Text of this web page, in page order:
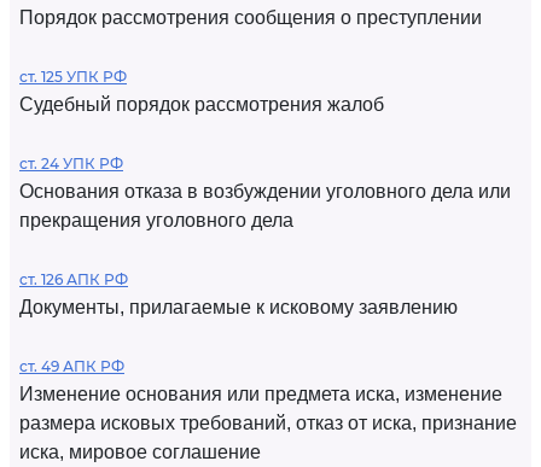
Порядок рассмотрения сообщения о преступлении
ст. 125 УПК РФ
Судебный порядок рассмотрения жалоб
ст. 24 УПК РФ
Основания отказа в возбуждении уголовного дела или
прекращения уголовного дела
ст. 126 АПК РФ
Документы, прилагаемые к исковому заявлению
ст. 49 АПК РФ
Изменение основания или предмета иска, изменение
размера исковых требований, отказ от иска, признание
иска, мировое соглашение